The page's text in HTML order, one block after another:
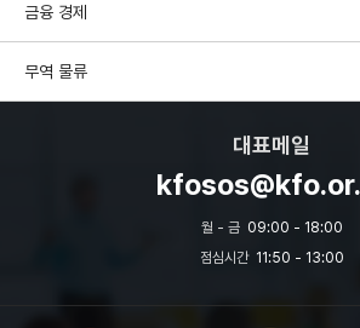
금융 경제
펀드투자권유자문인력
무역 물류
대표메일
월 - 금 09:00 - 18:00
점심시간 11:50 - 13:00